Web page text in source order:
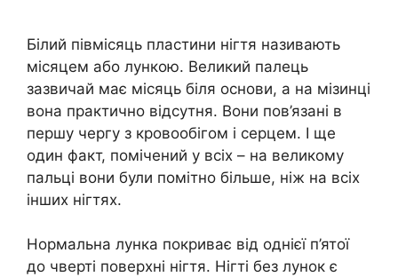
Білий півмісяць пластини нігтя називають
місяцем або лункою. Великий палець
зазвичай має місяць біля основи, а на мізинці
вона практично відсутня. Вони пов’язані в
першу чергу з кровообігом і серцем. І ще
один факт, помічений у всіх – на великому
пальці вони були помітно більше, ніж на всіх
інших нігтях.
Нормальна лунка покриває від однієї п’ятої
до чверті поверхні нігтя. Нігті без лунок є